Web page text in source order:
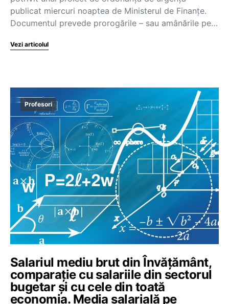
publicat miercuri noaptea de Ministerul de Finanțe.
Documentul prevede prorogările – sau amânările pe…
Vezi articolul
Profesori
Salariul mediu brut din Învățământ,
comparație cu salariile din sectorul
bugetar și cu cele din toată
economia. Media salarială pe